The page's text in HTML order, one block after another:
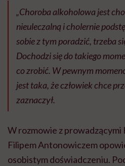
„Choroba alkoholowa jest
nieuleczalną i cholernie
sobie z tym poradzić, trzeba
Dochodzi się do takiego
co zrobić. W pewnym
jest taka, że człowiek chce
zaznaczył.
W rozmowie z
Filipem Antonowiczem
osobistym doświadczeniu.